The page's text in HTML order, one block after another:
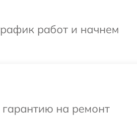
работ и начнем
на ремонт